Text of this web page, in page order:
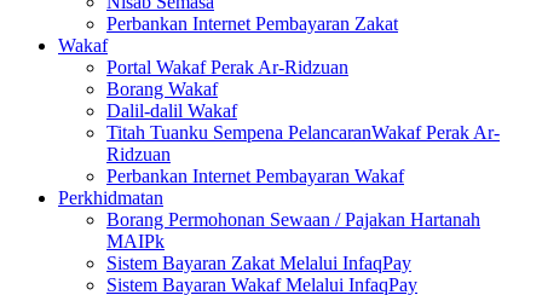
Perbankan Internet Pembayaran Zakat
Wakaf
Portal Wakaf Perak Ar-Ridzuan
Borang Wakaf
Dalil-dalil Wakaf
Titah Tuanku Sempena PelancaranWakaf Perak Ar-
Ridzuan
Perbankan Internet Pembayaran Wakaf
Perkhidmatan
Borang Permohonan Sewaan / Pajakan Hartanah
MAIPk
Sistem Bayaran Zakat Melalui InfaqPay
Sistem Bayaran Wakaf Melalui InfaqPay